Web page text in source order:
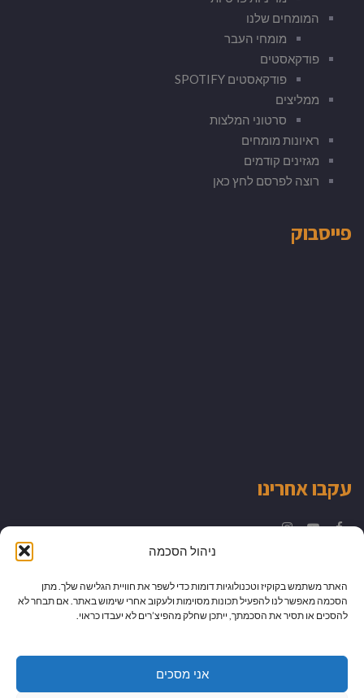
ניהול הסכמה
האתר משתמש בקוקיז וטכנולוגיות דומות כדי לשפר את חוויית הגלישה שלך. מתן
הסכמה מאפשר לנו להפעיל תכונות מסוימות ולעקוב אחרי שימוש באתר. אם תבחר לא
להסכים או תסיר את הסכמתך, ייתכן שחלק מהפיצ’רים לא יעבדו כראוי.
אני מסכים
המומחים שלנו
מומחי העבר
פודקאסטים
פודקאסטים SPOTIFY
ממליצים
סרטוני המלצות
ראיונות מומחים
מגזינים קודמים
רוצה לפרסם לחץ כאן
פייסבוק
עקבו אחרינו